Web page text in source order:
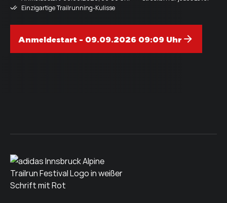
Einzigartige Trailrunning-Kulisse
Anmeldestart - 09.09.2026 09:09 Uhr